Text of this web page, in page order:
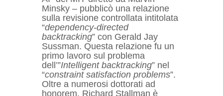
Minsky – pubblicò una relazione
sulla revisione controllata intitolata
“dependency-directed
backtracking” con Gerald Jay
Sussman. Questa relazione fu un
primo lavoro sul problema
dell’”Intelligent backtracking” nel
“constraint satisfaction problems”.
Oltre a numerosi dottorati ad
honorem, Richard Stallman è